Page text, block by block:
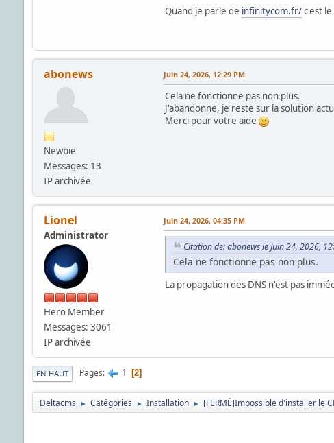
Quand je parle de infinitycom.fr/c'est le
abonews
Newbie
Messages: 13
IP archivée
Juin 24, 2026, 12:29 PM
Cela ne fonctionne pas non plus.
J'abandonne, je reste sur la solution
Merci pour votre aide
Lionel
Administrator
Hero Member
Messages: 3061
IP archivée
Juin 24, 2026, 04:35 PM
Citation de: abonews le Juin 24, 2026,
Cela ne fonctionne pas non plus.
La propagation des DNS n'est pas
EN HAUT Pages 1 2
Deltacms ► Catégories ► Installation ► [FERMÉ]Impossible d'installer le